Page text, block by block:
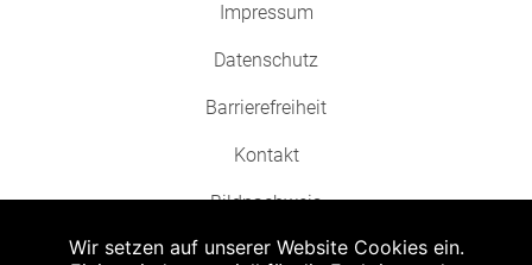
Impressum
Datenschutz
Barrierefreiheit
Kontakt
Bildnachweis
Wir setzen auf unserer Website Cookies ein.